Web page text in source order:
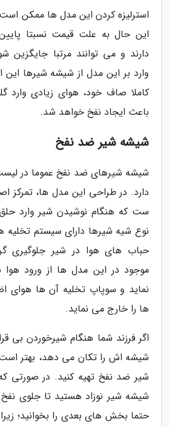
استرلیزه کردن این مدل ها ممکن
این حال به علت قیمت نسبتا
دارند و می توانند مرتبا جایگزین
وارد بر این مدل از شیشه شیرها
کاملا صاف خود، هوای زیادی وارد
باعث ایجاد نفخ خواهد شد.
شیشه شیر ضد نفخ
شیشه شیرهای ضد نفخ عموما در
دارد. در طراحی این مدل ها، تمرکز
ست که هنگام نوشیدن شیر وارد
نوع شیه شیرها دارای سیستم تخلیه
حباب های هوا در شیر جلوگیری
موجود در این مدل ها از ورود
نماید و سوپاپ تخلیه آن ها هوای
ها را خارج می نماید.
اگر فرزند شما هنگام شیرخوردن بی
شیشه اش را تکان می دهد، بهتر
شیر ضد نفخ تهیه کنید. در صورتی
شیشه شیر نوزاد هستید تا جلوی نفخ
حتما بخش های بعدی را بخوانید؛ زیرا